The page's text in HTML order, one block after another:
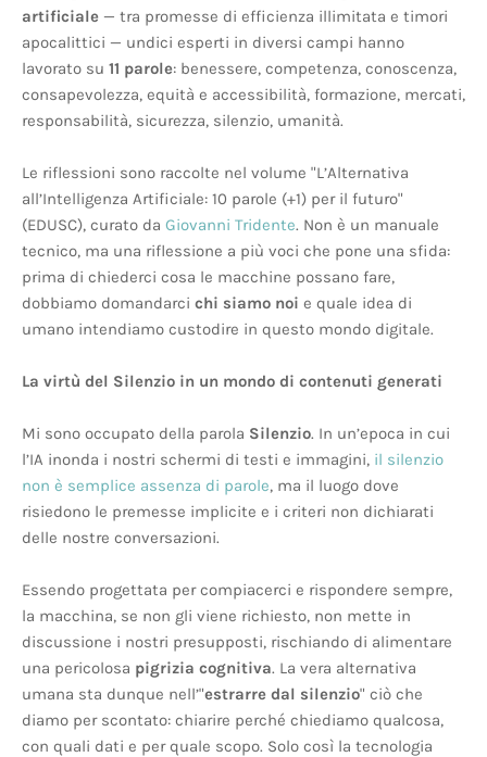
artificiale — tra promesse di efficienza illimitata e timori
apocalittici — undici esperti in diversi campi hanno
lavorato su 11 parole: benessere, competenza, conoscenza,
consapevolezza, equità e accessibilità, formazione, mercati,
responsabilità, sicurezza, silenzio, umanità.
Le riflessioni sono raccolte nel volume "L’Alternativa
all’Intelligenza Artificiale: 10 parole (+1) per il futuro"
(EDUSC), curato da Giovanni Tridente. Non è un manuale
tecnico, ma una riflessione a più voci che pone una sfida:
prima di chiederci cosa le macchine possano fare,
dobbiamo domandarci chi siamo noi e quale idea di
umano intendiamo custodire in questo mondo digitale.
La virtù del Silenzio in un mondo di contenuti generati
Mi sono occupato della parola Silenzio. In un’epoca in cui
l’IA inonda i nostri schermi di testi e immagini, il silenzio
non è semplice assenza di parole, ma il luogo dove
risiedono le premesse implicite e i criteri non dichiarati
delle nostre conversazioni.
Essendo progettata per compiacerci e rispondere sempre,
la macchina, se non gli viene richiesto, non mette in
discussione i nostri presupposti, rischiando di alimentare
una pericolosa pigrizia cognitiva. La vera alternativa
umana sta dunque nell’"estrarre dal silenzio" ciò che
diamo per scontato: chiarire perché chiediamo qualcosa,
con quali dati e per quale scopo. Solo così la tecnologia